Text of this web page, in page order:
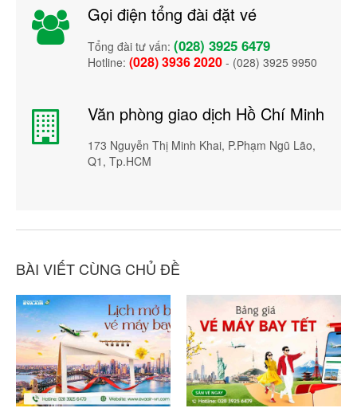
Gọi điện tổng đài đặt vé
Tổng đài tư vấn: (028) 3925 6479
Hotline: (028) 3936 2020 - (028) 3925 9950
Văn phòng giao dịch Hồ Chí Minh
173 Nguyễn Thị Minh Khai, P.Phạm Ngũ Lão,
Q1, Tp.HCM
BÀI VIẾT CÙNG CHỦ ĐỀ